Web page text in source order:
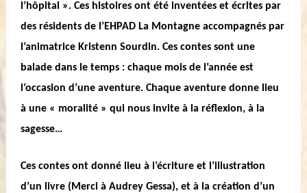
l’hôpital ». Ces histoires ont été inventées et écrites par
des résidents de l’EHPAD La Montagne accompagnés par
l’animatrice Kristenn Sourdin. Ces contes sont une
balade dans le temps : chaque mois de l’année est
l’occasion d’une aventure. Chaque aventure donne lieu
à une « moralité » qui nous invite à la réflexion, à la
sagesse…
Ces contes ont donné lieu à l’écriture et l’illustration
d’un livre (Merci à Audrey Gessa), et à la création d’un